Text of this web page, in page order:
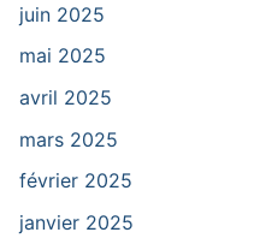
juin 2025
mai 2025
avril 2025
mars 2025
février 2025
janvier 2025